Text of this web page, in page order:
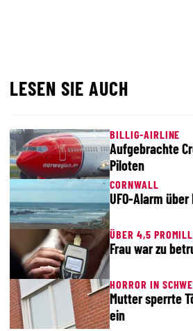
LESEN SIE AUCH
BILLIG-AIRLINE
Aufgebrachte
Piloten
CORNWALL
UFO-Alarm über
ÜBER 4,5
Frau war zu
HORROR IN
Mutter sperrte
ein